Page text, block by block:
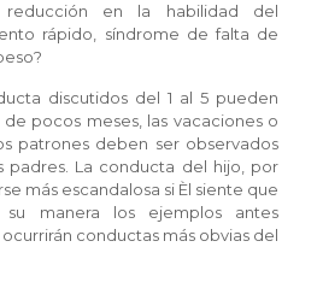
reducción en la habilidad del
rápido, síndrome de falta de
discutidos del 1 al 5 pueden
pocos meses, las vacaciones o
patrones deben ser observados
padres. La conducta del hijo, por
más escandalosa si Èl siente que
manera los ejemplos antes
ocurrirán conductas más obvias del